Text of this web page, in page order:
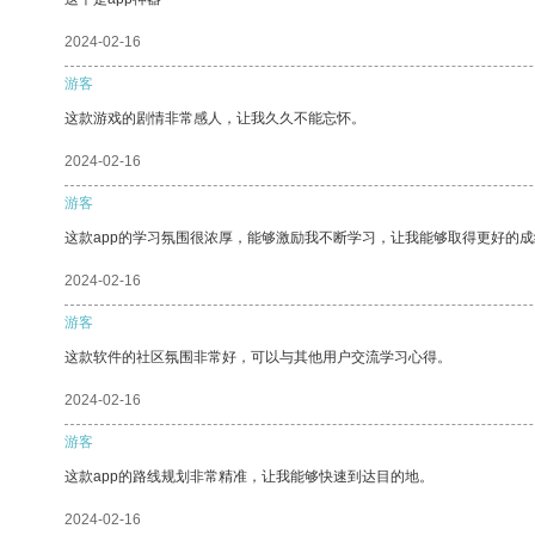
2024-02-16
游客
这款游戏的剧情非常感人，让我久久不能忘怀。
2024-02-16
游客
这款app的学习氛围很浓厚，能够激励我不断学习，让我能够取得更好的
2024-02-16
游客
这款软件的社区氛围非常好，可以与其他用户交流学习心得。
2024-02-16
游客
这款app的路线规划非常精准，让我能够快速到达目的地。
2024-02-16